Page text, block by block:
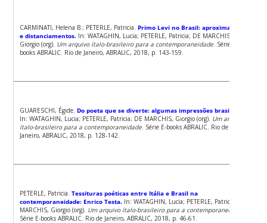
CARMINATI, Helena B.; PETERLE, Patricia.Primo Levi no Brasil: aproximações
e distanciamentos. In: WATAGHIN, Lucia; PETERLE, Patricia; DE MARCHIS,
Giorgio (org). Um arquivo ítalo-brasileiro para a contemporaneidade . Série E-
books ABRALIC. Rio de Janeiro, ABRALIC, 2018, p. 143-159.
GUARESCHI, Égide.Do poeta que se diverte: algumas impressões brasileiras.
In: WATAGHIN, Lucia; PETERLE, Patricia; DE MARCHIS, Giorgio (org). Um arquivo
ítalo-brasileiro para a contemporaneidade . Série E-books ABRALIC. Rio de
Janeiro, ABRALIC, 2018, p. 128-142.
PETERLE, Patricia.Tessituras poéticas entre Itália e Brasil na
contemporaneidade: Enrico Testa. In: WATAGHIN, Lucia; PETERLE, Patricia; DE
MARCHIS, Giorgio (org). Um arquivo ítalo-brasileiro para a contemporaneidade
Série E-books ABRALIC. Rio de Janeiro, ABRALIC, 2018, p. 46-61.